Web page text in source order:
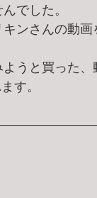
でした。
ンさんの動
うと買った
す。